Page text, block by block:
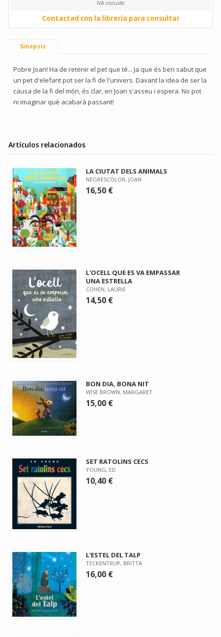
IVA incluido
Contactad con la librería para consultar
Sinopsis
Pobre Joan! Ha de retenir el pet que té... Ja que és ben sabut que
un pet d'elefant pot ser la fi de l'univers. Davant la idea de ser la
causa de la fi del món, és clar, en Joan s'asseu i espera. No pot
ni imaginar què acabarà passant!
Artículos relacionados
LA CIUTAT DELS ANIMALS
NEGRESCOLOR, JOAN
16,50 €
L'OCELL QUE ES VA EMPASSAR
UNA ESTRELLA
COHEN, LAURIE
14,50 €
BON DIA, BONA NIT
WISE BROWN, MARGARET
15,00 €
SET RATOLINS CECS
YOUNG, ED
10,40 €
L'ESTEL DEL TALP
TECKENTRUP, BRITTA
16,00 €